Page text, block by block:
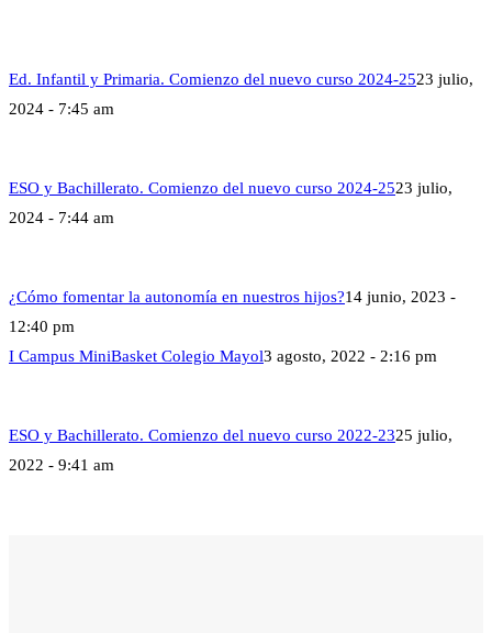
Ed. Infantil y Primaria. Comienzo del nuevo curso 2024-2523 julio,
2024 - 7:45 am
ESO y Bachillerato. Comienzo del nuevo curso 2024-2523 julio,
2024 - 7:44 am
¿Cómo fomentar la autonomía en nuestros hijos?14 junio, 2023 -
12:40 pm
I Campus MiniBasket Colegio Mayol3 agosto, 2022 - 2:16 pm
ESO y Bachillerato. Comienzo del nuevo curso 2022-2325 julio,
2022 - 9:41 am